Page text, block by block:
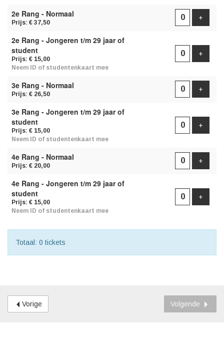
2e Rang - Normaal
Prijs: € 37,50
+
2e Rang - Jongeren t/m 29 jaar of
student
Prijs: € 15,00
Neem ID of studentenkaart mee
+
3e Rang - Normaal
Prijs: € 26,50
+
3e Rang - Jongeren t/m 29 jaar of
student
Prijs: € 15,00
Neem ID of studentenkaart mee
+
4e Rang - Normaal
Prijs: € 20,00
+
4e Rang - Jongeren t/m 29 jaar of
student
Prijs: € 15,00
Neem ID of studentenkaart mee
+
Totaal: 0 tickets
Vorige Volgende